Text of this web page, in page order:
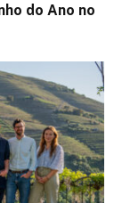
do Ano no